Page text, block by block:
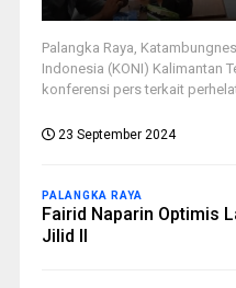
Palangka Raya,
Indonesia (KONI) Kalimantan
konferensi pers terkait
23 September 2024
PALANGKA RAYA
Fairid Naparin Optimis
Jilid II